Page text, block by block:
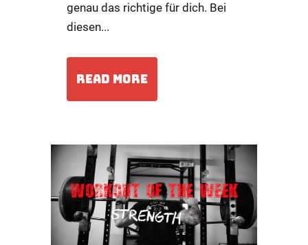
genau das richtige für dich. Bei
diesen...
READ MORE